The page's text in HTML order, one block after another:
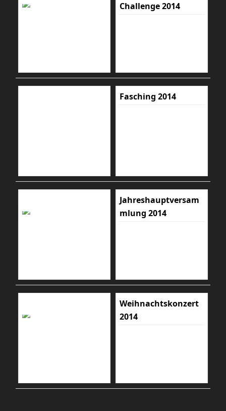
Challenge 2014
Fasching 2014
Jahreshauptversam
mlung 2014
Weihnachtskonzert
2014